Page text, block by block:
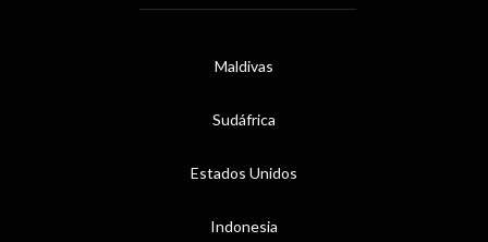
Maldivas
Sudáfrica
Estados Unidos
Indonesia